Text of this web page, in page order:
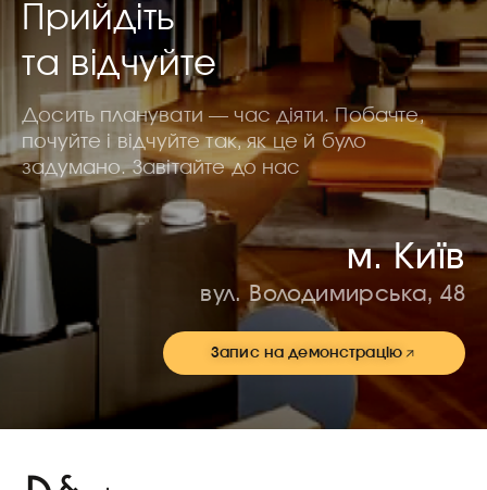
Прийдіть
та відчуйте
Досить планувати — час діяти. Побачте,
почуйте і відчуйте так, як це й було
задумано. Завітайте до нас
м. Київ
вул. Володимирська, 48
Запис на демонстрацію